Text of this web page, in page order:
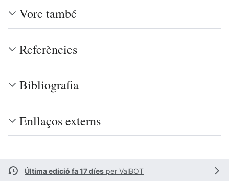
Vore també
Referències
Bibliografia
Enllaços externs
Última edició fa 17 díes per ValBOT